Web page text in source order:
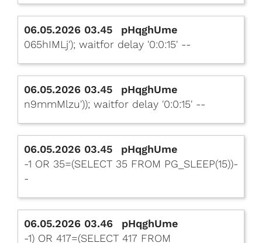
06.05.2026 03.45
pHqghUme
065hIMLj'); waitfor delay '0:0:15' --
06.05.2026 03.45
pHqghUme
n9mmMlzu')); waitfor delay '0:0:15' --
06.05.2026 03.45
pHqghUme
-1 OR 35=(SELECT 35 FROM PG_SLEEP(15))-
-
06.05.2026 03.46
pHqghUme
-1) OR 417=(SELECT 417 FROM